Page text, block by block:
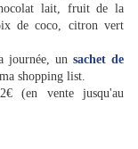
lait, fruit de la
de coco, citron vert
journée, unsachet de
shopping list.
(en vente jusqu'au